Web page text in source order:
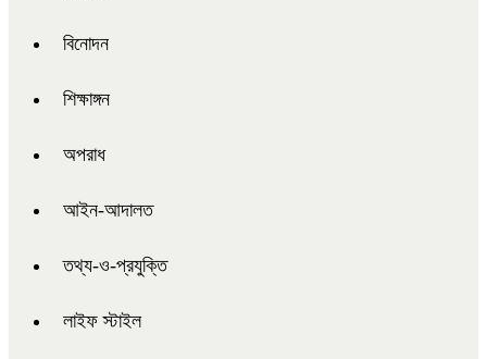
বিনোদন
শিক্ষাঙ্গন
অপরাধ
আইন-আদালত
তথ্য-ও-প্রযুক্তি
লাইফ স্টাইল